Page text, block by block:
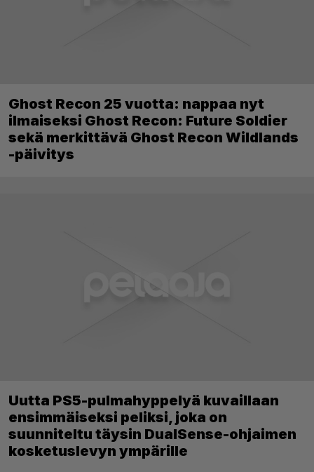
Ghost Recon 25 vuotta: nappaa nyt
ilmaiseksi Ghost Recon: Future Soldier
sekä merkittävä Ghost Recon Wildlands
-päivitys
Uutta PS5-pulmahyppelyä kuvaillaan
ensimmäiseksi peliksi, joka on
suunniteltu täysin DualSense-ohjaimen
kosketuslevyn ympärille